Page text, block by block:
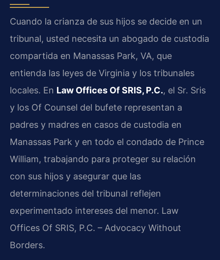
Cuando la crianza de sus hijos se decide en un
tribunal, usted necesita un abogado de custodia
compartida en Manassas Park, VA, que
entienda las leyes de Virginia y los tribunales
locales. En Law Offices Of SRIS, P.C., el Sr. Sris
y los Of Counsel del bufete representan a
padres y madres en casos de custodia en
Manassas Park y en todo el condado de Prince
William, trabajando para proteger su relación
con sus hijos y asegurar que las
determinaciones del tribunal reflejen
experimentado intereses del menor. Law
Offices Of SRIS, P.C. – Advocacy Without
Borders.